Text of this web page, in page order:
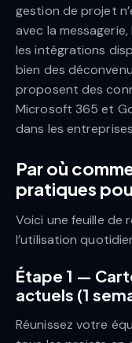
gestion de projet
avec la messagerie,
les intégrations
bien des
proposent des
Microsoft 365 et
dans les
Par où
pratiques
Voici une feuille de
l’utilisation
Étape 1 —
actuels (1
Réunissez votre